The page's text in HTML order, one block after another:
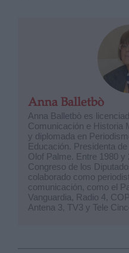
Anna Balletbò
Anna Balletbò es
Comunicación e Historia
y diplomada en
Educación. Presidenta
Olof Palme. Entre 1980 y
Congreso de los
colaborado como
comunicación, como el
Vanguardia, Radio 4,
Antena 3, TV3 y Tele